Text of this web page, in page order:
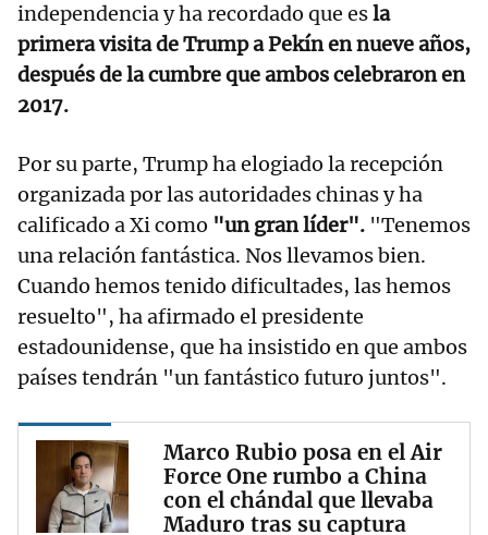
independencia y ha recordado que esla
primera visita de Trump a Pekín en nueve años,
después de la cumbre que ambos celebraron en
2017.
Por su parte, Trump ha elogiado la recepción
organizada por las autoridades chinas y ha
calificado a Xi como "un gran líder". "Tenemos
una relación fantástica. Nos llevamos bien.
Cuando hemos tenido dificultades, las hemos
resuelto", ha afirmado el presidente
estadounidense, que ha insistido en que ambos
países tendrán "un fantástico futuro juntos".
Marco Rubio posa en el Air
Force One rumbo a China
con el chándal que llevaba
Maduro tras su captura